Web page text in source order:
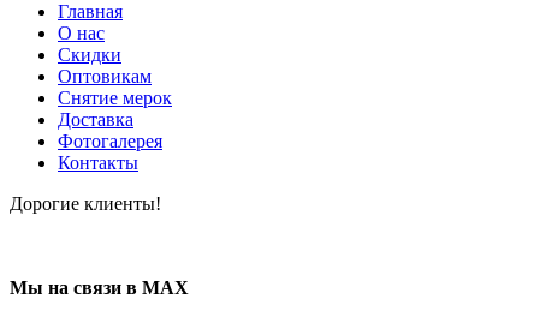
Главная
О нас
Скидки
Оптовикам
Снятие мерок
Доставка
Фотогалерея
Контакты
Дорогие клиенты!
Мы на связи в МАХ